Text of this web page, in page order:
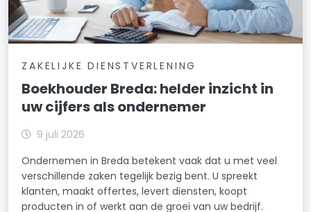
ZAKELIJKE DIENSTVERLENING
Boekhouder Breda: helder inzicht in
uw cijfers als ondernemer
9 juli 2026
Ondernemen in Breda betekent vaak dat u met veel
verschillende zaken tegelijk bezig bent. U spreekt
klanten, maakt offertes, levert diensten, koopt
producten in of werkt aan de groei van uw bedrijf.